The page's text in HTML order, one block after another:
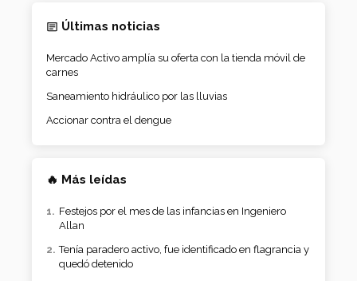
Últimas noticias
Mercado Activo amplía su oferta con la tienda móvil de
carnes
Saneamiento hidráulico por las lluvias
Accionar contra el dengue
🔥 Más leídas
Festejos por el mes de las infancias en Ingeniero
Allan
Tenía paradero activo, fue identificado en flagrancia y
quedó detenido